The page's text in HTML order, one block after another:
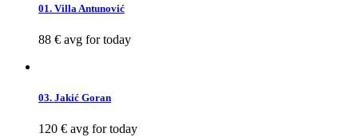
01. Villa Antunović
88 € avg for today
03. Jakić Goran
120 € avg for today